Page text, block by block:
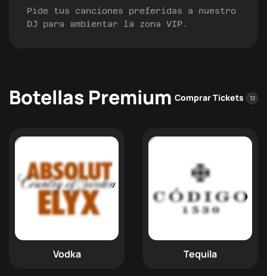
Pide tus canciones preferidas a nuestro
DJ para ambientar la zona VIP.
Botellas Premium Comprar Tickets
Vodka Tequila